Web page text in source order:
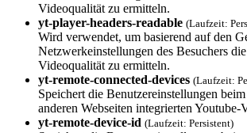
Videoqualität zu ermitteln.
yt-player-heade­rs-readable (Laufzeit:
Wird verwendet, um basierend auf den
Netzwerkeinstellungen des Besuchers
Videoqualität zu ermitteln.
yt-remote-conne­cted-devices (Laufzeit:
Speichert die Benutzereinstellungen
anderen Webseiten integrierten Youtube-
yt-remote-devic­e-id (Laufzeit: Persistent)